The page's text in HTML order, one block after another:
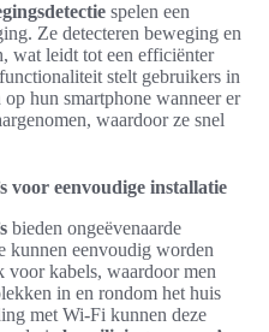
spelen een
Ze detecteren beweging en
wat leidt tot een efficiënter
stelt gebruikers in
hun smartphone wanneer er
waardoor ze snel
voor eenvoudige installatie
bieden ongeëvenaarde
kunnen eenvoudig worden
voor kabels, waardoor men
in en rondom het huis
met Wi-Fi kunnen deze